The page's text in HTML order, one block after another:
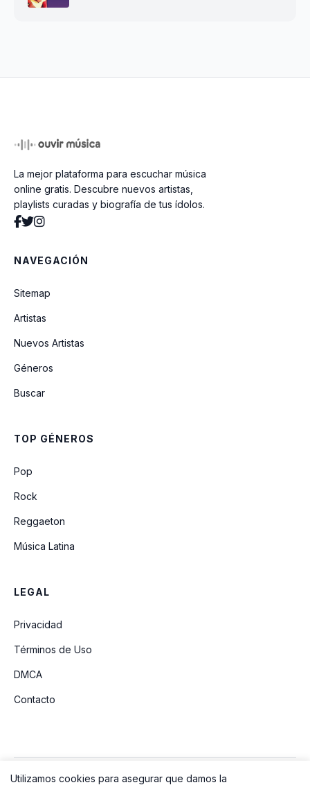
La mejor plataforma para escuchar música
online gratis. Descubre nuevos artistas,
playlists curadas y biografía de tus ídolos.
NAVEGACIÓN
Sitemap
Artistas
Nuevos Artistas
Géneros
Buscar
TOP GÉNEROS
Pop
Rock
Reggaeton
Música Latina
LEGAL
Privacidad
Términos de Uso
DMCA
Contacto
Utilizamos cookies para asegurar que damos la